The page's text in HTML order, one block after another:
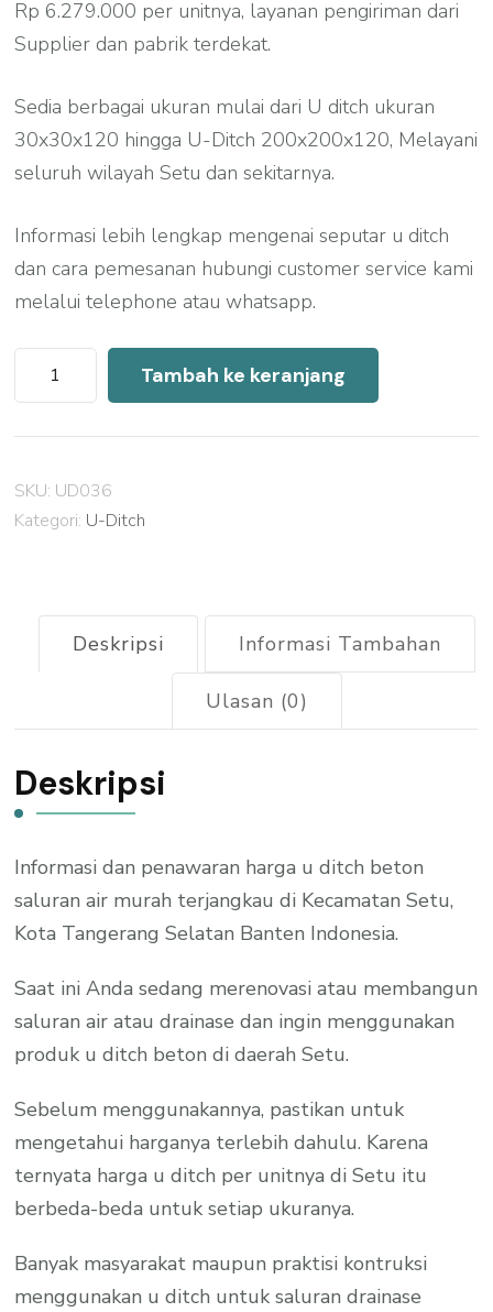
Rp 6.279.000 per unitnya, layanan pengiriman dari
Supplier dan pabrik terdekat.
Sedia berbagai ukuran mulai dari U ditch ukuran
30x30x120 hingga U-Ditch 200x200x120, Melayani
seluruh wilayah Setu dan sekitarnya.
Informasi lebih lengkap mengenai seputar u ditch
dan cara pemesanan hubungi customer service kami
melalui telephone atau whatsapp.
Kuantitas
Harga
U
Precast
Setu
Tambah ke keranjang
SKU: UD036
Kategori: U-Ditch
Deskripsi Informasi Tambahan
Ulasan (0)
Deskripsi
Informasi dan penawaran harga u ditch beton
saluran air murah terjangkau di Kecamatan Setu,
Kota Tangerang Selatan Banten Indonesia.
Saat ini Anda sedang merenovasi atau membangun
saluran air atau drainase dan ingin menggunakan
produk u ditch beton di daerah Setu.
Sebelum menggunakannya, pastikan untuk
mengetahui harganya terlebih dahulu. Karena
ternyata harga u ditch per unitnya di Setu itu
berbeda-beda untuk setiap ukuranya.
Banyak masyarakat maupun praktisi kontruksi
menggunakan u ditch untuk saluran drainase